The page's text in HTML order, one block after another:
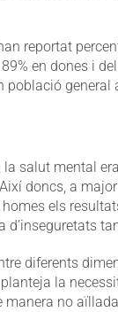
reportat
en dones i
general
salut mental
doncs, a
els
diferents
la
no